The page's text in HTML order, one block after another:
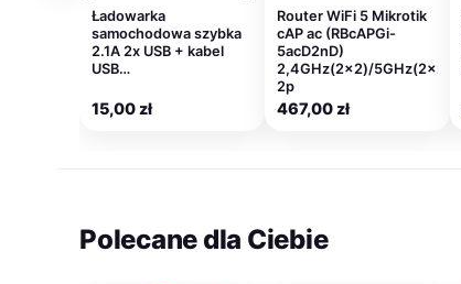
Ładowarka
samochodowa szybka
2.1A 2x USB + kabel
USB…
15,00zł
Router WiFi 5 Mikrotik
cAP ac (RBcAPGi-
5acD2nD)
2,4GHz(2×2)/5GHz(2×2)
2p
467,00zł
Polecane dla Ciebie